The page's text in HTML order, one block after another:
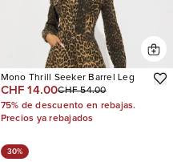
Mono Thrill Seeker Barrel Leg
CHF 14.00CHF 54.00
75% de descuento en rebajas.
Precios ya rebajados
30%